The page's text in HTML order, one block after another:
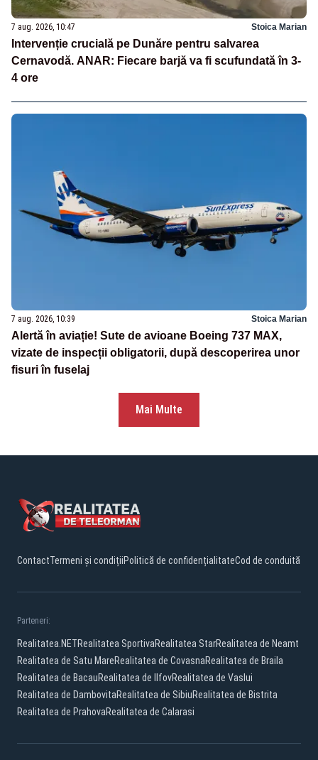
7 aug. 2026, 10:47 Stoica Marian
Intervenție crucială pe Dunăre pentru salvarea
Cernavodă. ANAR: Fiecare barjă va fi scufundată în 3-
4 ore
7 aug. 2026, 10:39 Stoica Marian
Alertă în aviație! Sute de avioane Boeing 737 MAX,
vizate de inspecții obligatorii, după descoperirea unor
fisuri în fuselaj
Mai Multe
ContactTermeni și condițiiPolitică de confidențialitateCod de conduită
Parteneri:
Realitatea.NETRealitatea SportivaRealitatea StarRealitatea de Neamt
Realitatea de Satu MareRealitatea de CovasnaRealitatea de Braila
Realitatea de BacauRealitatea de IlfovRealitatea de Vaslui
Realitatea de DambovitaRealitatea de SibiuRealitatea de Bistrita
Realitatea de PrahovaRealitatea de Calarasi